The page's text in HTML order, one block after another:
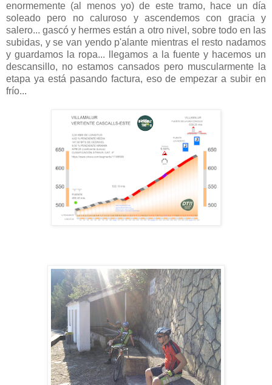
enormemente (al menos yo) de este tramo, hace un día
soleado pero no caluroso y ascendemos con gracia y
salero... gascó y hermes están a otro nivel, sobre todo en las
subidas, y se van yendo p'alante mientras el resto nadamos
y guardamos la ropa... llegamos a la fuente y hacemos un
descansillo, no estamos cansados pero muscularmente la
etapa ya está pasando factura, eso de empezar a subir en
frío...